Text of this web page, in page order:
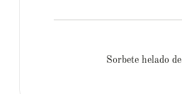
Sorbete helado